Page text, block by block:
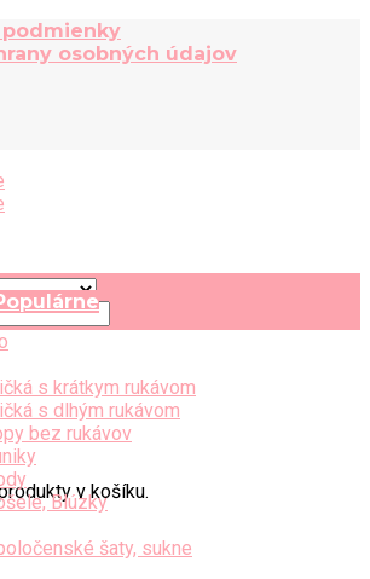
osobných údajov
v košíku.
s krátkym rukávom
s dlhým rukávom
bez rukávov
Blúzky
šaty, sukne